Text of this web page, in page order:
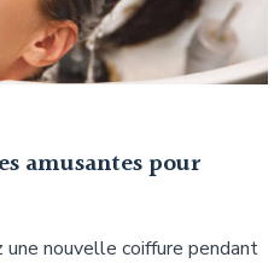
amusantes pour
nouvelle coiffure pendant